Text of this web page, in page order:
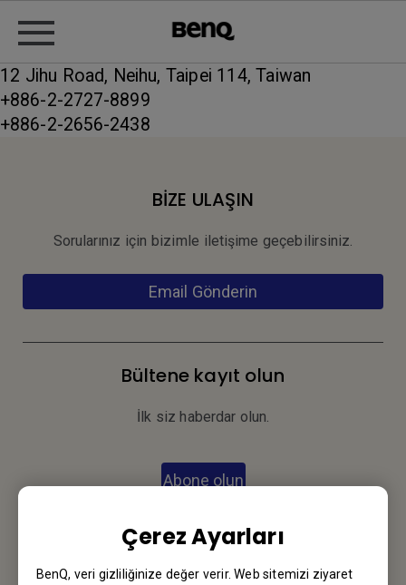
Çerez Ayarları
BenQ, veri gizliliğinize değer verir. Web sitemizi ziyaret
12 Jihu Road, Neihu, Taipei 114, Taiwan
+886-2-2727-8899
+886-2-2656-2438
BİZE ULAŞIN
Sorularınız için bizimle iletişime geçebilirsiniz.
Email Gönderin
Bültene kayıt olun
İlk siz haberdar olun.
Abone olun
BenQ Türkiye